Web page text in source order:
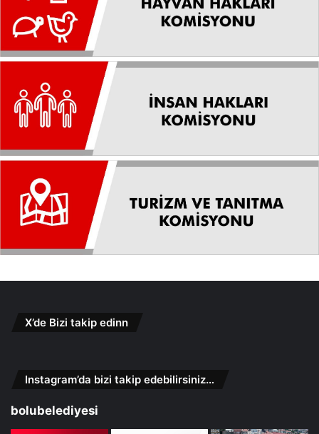
X’de Bizi takip edinn
Instagram’da bizi takip edebilirsiniz…
bolubelediyesi